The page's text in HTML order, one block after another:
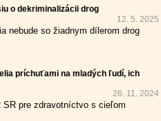
o dekriminalizácii drog
12. 5. 2025
nebude so žiadnym dílerom drog
príchuťami na mladých ľudí, ich
26. 11. 2024
SR pre zdravotníctvo s cieľom